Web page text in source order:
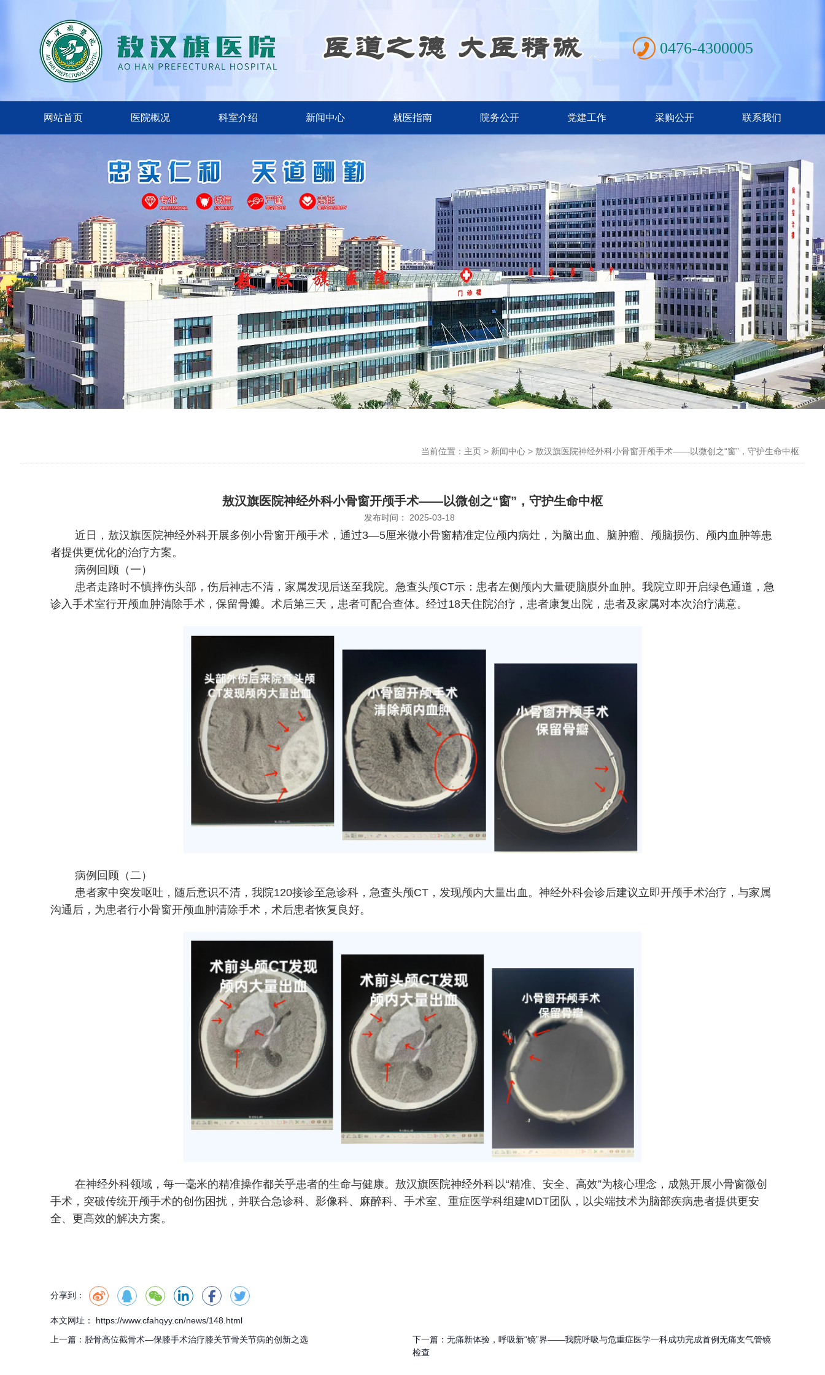
0476-4300005
网站首页 医院概况 科室介绍 新闻中心 就医指南 院务公开 党建工作 采购公开 联系我们
当前位置：主页 > 新闻中心 > 敖汉旗医院神经外科小骨窗开颅手术——以微创之“窗”，守护生命中枢
敖汉旗医院神经外科小骨窗开颅手术——以微创之“窗”，守护生命中枢
发布时间： 2025-03-18
近日，敖汉旗医院神经外科开展多例小骨窗开颅手术，通过3—5厘米微小骨窗精准定位颅内病灶，为脑出血、脑肿瘤、颅脑损伤、颅内血肿等患
者提供更优化的治疗方案。
病例回顾（一）
患者走路时不慎摔伤头部，伤后神志不清，家属发现后送至我院。急查头颅CT示：患者左侧颅内大量硬脑膜外血肿。我院立即开启绿色通道，急
诊入手术室行开颅血肿清除手术，保留骨瓣。术后第三天，患者可配合查体。经过18天住院治疗，患者康复出院，患者及家属对本次治疗满意。
病例回顾（二）
患者家中突发呕吐，随后意识不清，我院120接诊至急诊科，急查头颅CT，发现颅内大量出血。神经外科会诊后建议立即开颅手术治疗，与家属
沟通后，为患者行小骨窗开颅血肿清除手术，术后患者恢复良好。
在神经外科领域，每一毫米的精准操作都关乎患者的生命与健康。敖汉旗医院神经外科以“精准、安全、高效”为核心理念，成熟开展小骨窗微创
手术，突破传统开颅手术的创伤困扰，并联合急诊科、影像科、麻醉科、手术室、重症医学科组建MDT团队，以尖端技术为脑部疾病患者提供更安
全、更高效的解决方案。
分享到：
本文网址： https://www.cfahqyy.cn/news/148.html
上一篇： 胫骨高位截骨术—保膝手术治疗膝关节骨关节病的创新之选 下一篇： 无痛新体验，呼吸新“镜”界——我院呼吸与危重症医学一科成功完成首例无痛支气管镜
检查